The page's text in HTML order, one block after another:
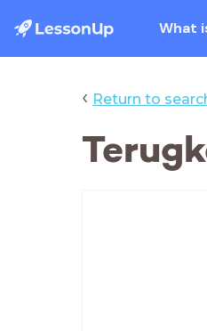
What
‹ Return to